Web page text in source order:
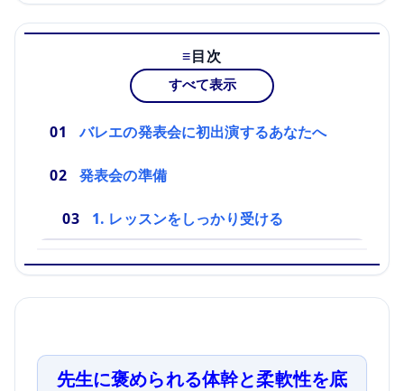
目次
すべて表示
バレエの発表会に初出演するあなたへ
発表会の準備
1. レッスンをしっかり受ける
先生に褒められる体幹と柔軟性を底